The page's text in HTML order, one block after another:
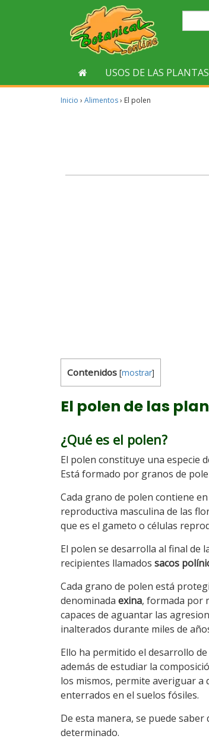
USOS DE LAS PLANTAS
Inicio › Alimentos› El polen
Contenidos [mostrar]
El polen de las
¿Qué es el polen?
El polen constituye una especie
Está formado por granos de
Cada grano de polen contiene
reproductiva masculina de las
que es el gameto o células
El polen se desarrolla al final de
recipientes llamados sacos
Cada grano de polen está
denominada exina, formada por
capaces de aguantar las
inalterados durante miles de
Ello ha permitido el desarrollo
además de estudiar la
los mismos, permite averiguar a
enterrados en el suelos fósiles.
De esta manera, se puede
determinado.